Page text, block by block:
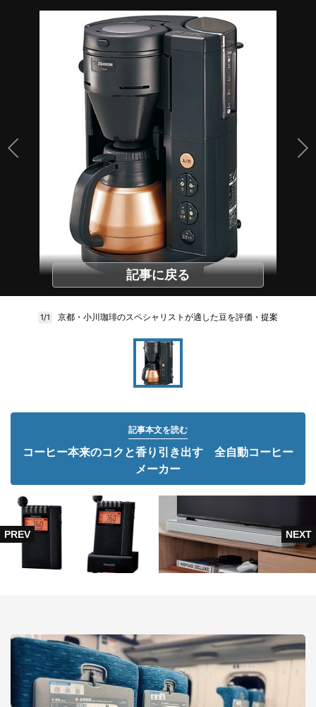
記事に戻る
1/1 京都・小川珈琲のスペシャリストが適した豆を評価・提案
記事本文を読む
コーヒー本来のコクと香り引き出す 全自動コーヒー
メーカー